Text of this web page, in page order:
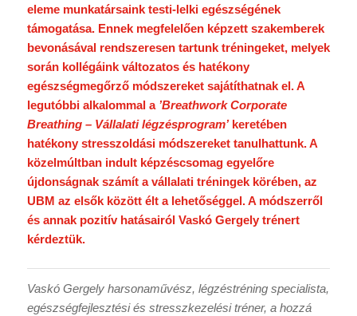
eleme munkatársaink testi-lelki egészségének
támogatása. Ennek megfelelően képzett szakemberek
bevonásával rendszeresen tartunk tréningeket, melyek
során kollégáink változatos és hatékony
egészségmegőrző módszereket sajátíthatnak el. A
legutóbbi alkalommal a ’Breathwork Corporate
Breathing – Vállalati légzésprogram’keretében
hatékony stresszoldási módszereket tanulhattunk. A
közelmúltban indult képzéscsomag egyelőre
újdonságnak számít a vállalati tréningek körében, az
UBM az elsők között élt a lehetőséggel. A módszerről
és annak pozitív hatásairól Vaskó Gergely trénert
kérdeztük.
Vaskó Gergely harsonaművész, légzéstréning specialista,
egészségfejlesztési és stresszkezelési tréner, a hozzá